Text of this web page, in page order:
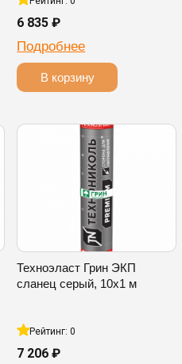
6 835 ₽
Подробнее
В корзину
Техноэласт Грин ЭКП
сланец серый, 10х1 м
Рейтинг: 0
7 206 ₽